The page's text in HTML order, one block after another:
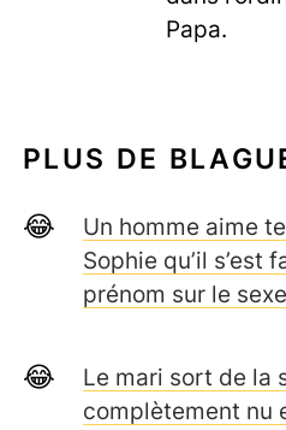
Papa.
PLUS DE
Un homme aime
Sophie qu’il s’est
prénom sur le
Le mari sort de la
complètement nu